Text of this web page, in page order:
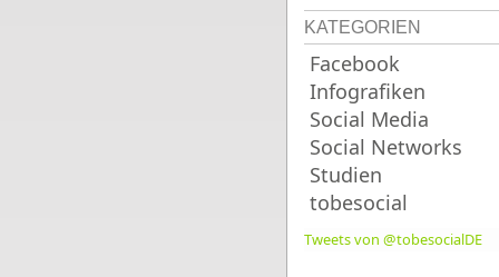
KATEGORIEN
Facebook
Infografiken
Social Media
Social Networks
Studien
tobesocial
Tweets von @tobesocialDE